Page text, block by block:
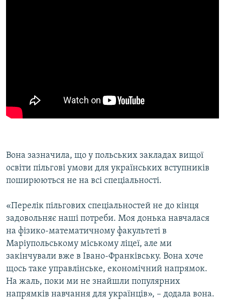
Вона зазначила, що у польських закладах вищої
освіти пільгові умови для українських вступників
поширюються не на всі спеціальності.
«Перелік пільгових спеціальностей не до кінця
задовольняє наші потреби. Моя донька навчалася
на фізико-математичному факультеті в
Маріупольському міському ліцеї, але ми
закінчували вже в Івано-Франківську. Вона хоче
щось таке управлінське, економічний напрямок.
На жаль, поки ми не знайшли популярних
напрямків навчання для українців», – додала вона.